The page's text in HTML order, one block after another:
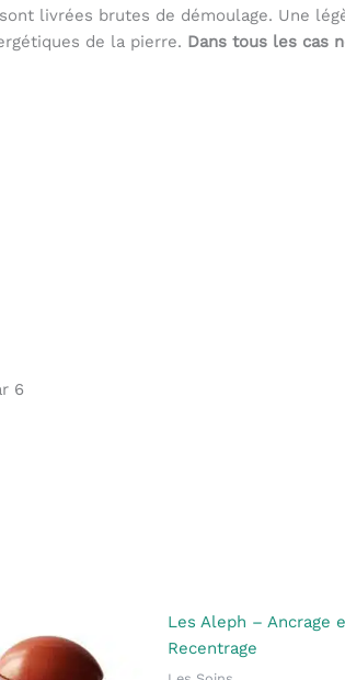
sont livrées brutes de démoulage. Une
de la pierre. Dans tous les cas
6
Les Aleph – Ancrage
Recentrage